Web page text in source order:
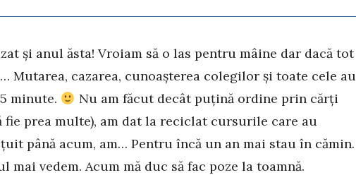
și anul ăsta! Vroiam să o las pentru mâine dar dacă tot
Mutarea, cazarea, cunoașterea colegilor și toate cele au
minute.
Nu am făcut decât puțină ordine prin cărți
fie prea multe), am dat la reciclat cursurile care au
până acum, am… Pentru încă un an mai stau în cămin.
mai vedem. Acum mă duc să fac poze la toamnă.